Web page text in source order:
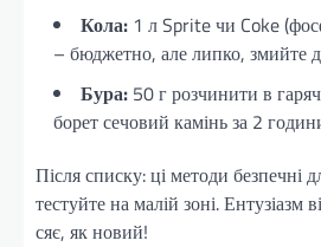
Кола: 1 л Sprite чи Coke
– бюджетно, але липко, змийте
Бура: 50 г розчинити в
борет сечовий камінь за 2
Після списку: ці методи безпечні
тестуйте на малій зоні. Ентузіазм
сяє, як новий!